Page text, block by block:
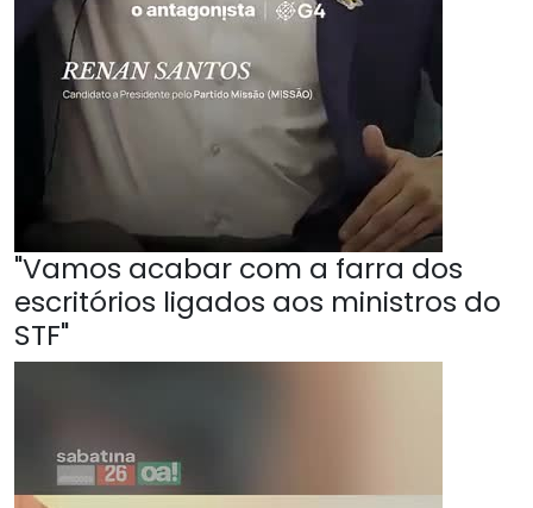
"Vamos acabar com a farra dos
escritórios ligados aos ministros do
STF"